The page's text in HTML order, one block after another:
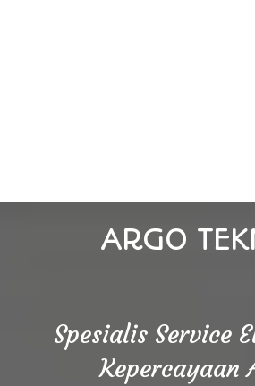
ARGO
Spesialis Service
Kepercayaan